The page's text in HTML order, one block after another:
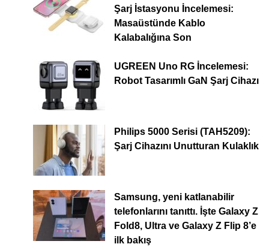
Şarj İstasyonu İncelemesi:
Masaüstünde Kablo
Kalabalığına Son
UGREEN Uno RG İncelemesi:
Robot Tasarımlı GaN Şarj Cihazı
Philips 5000 Serisi (TAH5209):
Şarj Cihazını Unutturan Kulaklık
Samsung, yeni katlanabilir
telefonlarını tanıttı. İşte Galaxy Z
Fold8, Ultra ve Galaxy Z Flip 8’e
ilk bakış